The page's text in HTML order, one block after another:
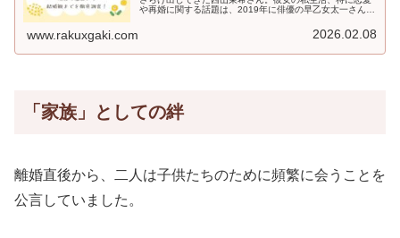
や再婚に関する話題は、2019年に俳優の早乙女太一さんと
www.rakuxgaki.com 2026.02.08
「家族」としての絆
離婚直後から、二人は子供たちのために頻繁に会うことを
公言していました。